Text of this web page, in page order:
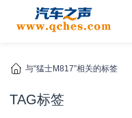
与“猛士M817”相关的标签
TAG标签